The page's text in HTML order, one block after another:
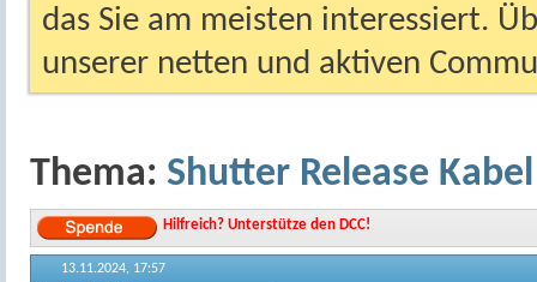
das Sie am meisten interessiert.
unserer netten und aktiven
Thema: Shutter Release
Hilfreich? Unterstütze den DCC!
13.11.2024, 17:57